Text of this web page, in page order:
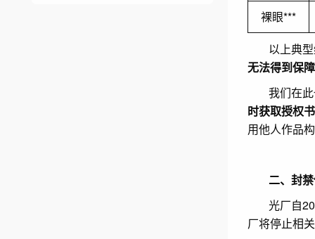
裸眼***
以上典
无法得到保
我们在
时获取授权
用他人作品
二、封
光厂自
厂将停止相